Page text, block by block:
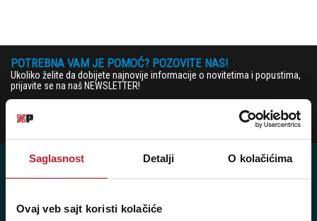
Saglasnost Detalji O kolačićima
Ovaj veb sajt koristi kolačiće
POTREBNA VAM JE POMOĆ? POZOVITE NAS!
Ukoliko želite da dobijete najnovije informacije o novitetima i popustima,
prijavite se na naš NEWSLETTER!
Prijavi